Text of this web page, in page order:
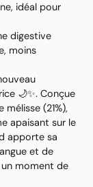
idéal pour
digestive
moins
🌙✨. Conçue
(21%),
apaisant sur le
apporte sa
et de
moment de